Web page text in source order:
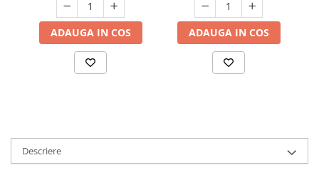
ADAUGA IN COS ADAUGA IN COS
Descriere